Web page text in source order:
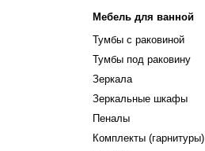
Мебель для ванной
Тумбы с раковиной
Тумбы под раковину
Зеркала
Зеркальные шкафы
Пеналы
Комплекты (гарнитуры)